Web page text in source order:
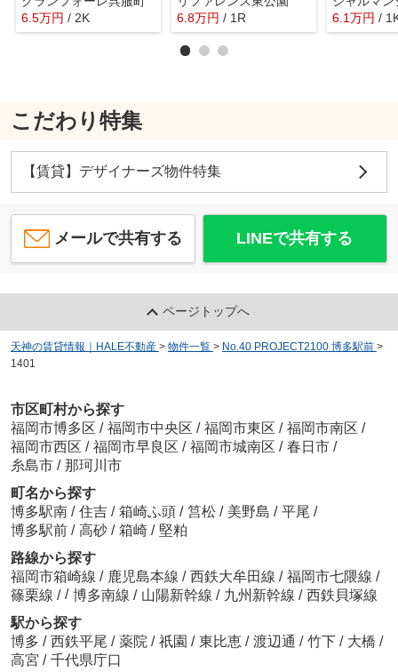
6.5万円 / 2K
6.8万円 / 1R
6.1万円 /
こだわり特集
【賃貸】デザイナーズ物件特集
メールで共有する LINEで共有する
ページトップへ
天神の賃貸情報｜HALE不動産 > 物件一覧 > No.40 PROJECT2100 博多駅前 >
1401
市区町村から探す
福岡市博多区 / 福岡市中央区 / 福岡市東区 / 福岡市南区 /
福岡市西区 / 福岡市早良区 / 福岡市城南区 / 春日市 /
糸島市 / 那珂川市
町名から探す
博多駅南 / 住吉 / 箱崎ふ頭 / 筥松 / 美野島 / 平尾 /
博多駅前 / 高砂 / 箱崎 / 堅粕
路線から探す
福岡市箱崎線 / 鹿児島本線 / 西鉄大牟田線 / 福岡市七隈線 /
篠栗線 / / 博多南線 / 山陽新幹線 / 九州新幹線 / 西鉄貝塚線
駅から探す
博多 / 西鉄平尾 / 薬院 / 祇園 / 東比恵 / 渡辺通 / 竹下 / 大橋 /
高宮 / 千代県庁口